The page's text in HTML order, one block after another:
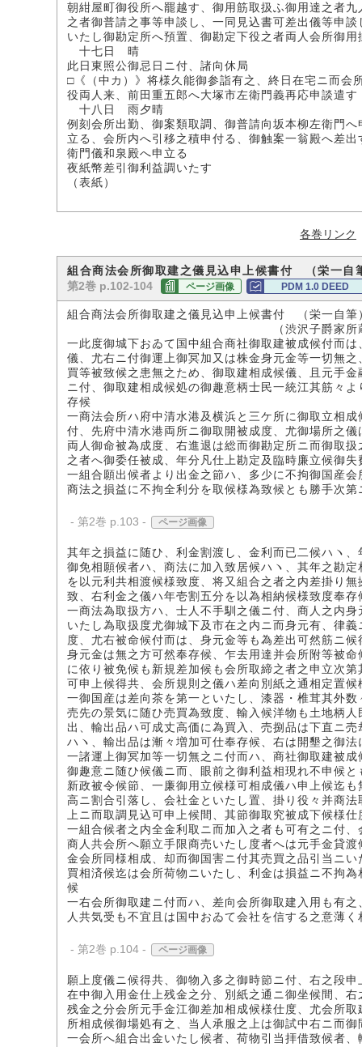
朝紺屋町御役所へ罷越す、御用筋取扱ふ御用達之者
之者御普請之事等申談し、一同見込書可差出儀等申
いたし御勘定所へ預置、御勘定下役之者両人会所御用
十七日 晴
此日東照公御忌日ニ付、諸向休局
□《（中カ）》将様久能御参詣有之、終日在宅ニ而会
役両人来、前田重五郎へ大塚市左衛門義再応申談遣す
十八日 雨夕晴
例刻会所出勤、御案類取調、御普請向坂本柳左衛門
立る、会所内へ引移之積申付る、御触案一翁殿へ差
衛門儀和泉殿へ申立る
夜紙幣差引御利益調いたす
（表紙）
各巻リンク
組合商法会所御取建之儀見込申上候書付 （栄一自
第2巻 p.102-104 ページ画像 PDM 1.0 DEED
組合商法会所御取建之儀見込申上候書付 （栄一自筆
（渋沢子爵家所蔵
一此度御城下おゐて国中組合商社御取建被成候付而
儀、尤右ニ付御運上御冥加又は株金身元金等一切無
買等被致候之患無之ため、御取建相成候儀、且元手
ニ付、御取建相成候処の御趣意柄士民一統江其筋々
存候
一商法会所ハ府中清水港及横浜と三ケ所に御取立相
付、先府中清水港両所ニ御取開被成度、尤御場所之
両人御命被為成度、右進退は総而御勘定所ニ而御取
之者へ御委任被成、年分凡仕上勘定及臨時廉立候御
一組合願出候者より出金之節ハ、多少に不拘御国産
商法之損益に不拘全利分を取候様為致候とも勝手次
- 第2巻 p.103 - ページ画像
其年之損益に随ひ、利金割渡し、金利而已二候ハヽ
御免相願候者ハ、商法に加入致居候ハヽ、其年之勘
を以元利共相渡候様致度、将又組合之者之内差掛り
致、右利金之儀ハ年壱割五分を以為相納候様致度奉存
一商法為取扱方ハ、士人不手馴之儀ニ付、商人之内
いたし為取扱度尤御城下及市在之内ニ而身元有、律
度、尤右被命候付而は、身元金等も為差出可然筋ニ
身元金は無之方可然奉存候、乍去用達并会所附等被
に依り被免候も新規差加候も会所取締之者之申立次
可申上候得共、会所規則之儀ハ差向別紙之通相定置候
一御国産は差向茶を第一といたし、漆器・椎茸其外
売先の景気に随ひ売買為致度、輸入候洋物も土地柄
出、輸出品ハ可成丈高価に為買入、売捌品は下直ニ
ハヽ、輸出品は漸々増加可仕奉存候、右は開墾之御
一諸運上御冥加等一切無之ニ付而ハ、商社御取建被
御趣意ニ随ひ候儀ニ而、眼前之御利益相現れ不申候
新政被令候節、一廉御用立候様可相成儀ハ申上候迄
高ニ割合引落し、会社金といたし置、掛り役々并商
上ニ而取調見込可申上候間、其節御取究被成下候様仕
一組合候者之内全金利取ニ而加入之者も可有之ニ付
商人共会所へ願立手限商売いたし度者へは元手金貸
金会所同様相成、却而御国害ニ付其売買之品引当ニ
買相済候迄は会所荷物ニいたし、利金は損益ニ不拘
候
一右会所御取建ニ付而ハ、差向会所御取建入用も有
人共気受も不宜且は国中おゐて会社を信する之意薄
- 第2巻 p.104 - ページ画像
願上度儀ニ候得共、御物入多之御時節ニ付、右之段
在中御入用金仕上残金之分、別紙之通ニ御坐候間、
残金之分会所元手金江御差加相成候様仕度、尤会所
所相成候御場処有之、当人承服之上は御試中右ニ而
一会所へ組合出金いたし候者、荷物引当拝借致候者